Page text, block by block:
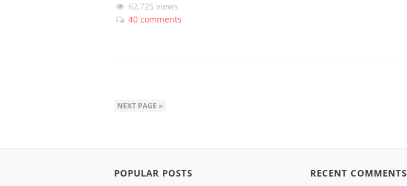
62,725 views
40 comments
NEXT PAGE »
POPULAR POSTS RECENT COMMENTS